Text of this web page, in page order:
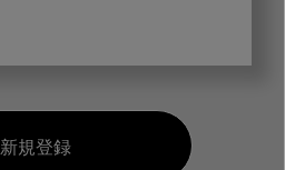
新規登録